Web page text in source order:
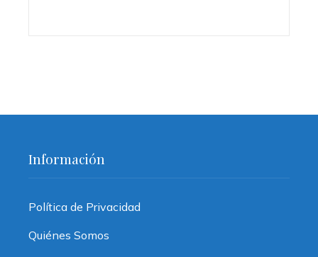
Información
Política de Privacidad
Quiénes Somos